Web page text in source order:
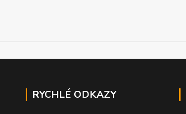
RYCHLÉ ODKAZY